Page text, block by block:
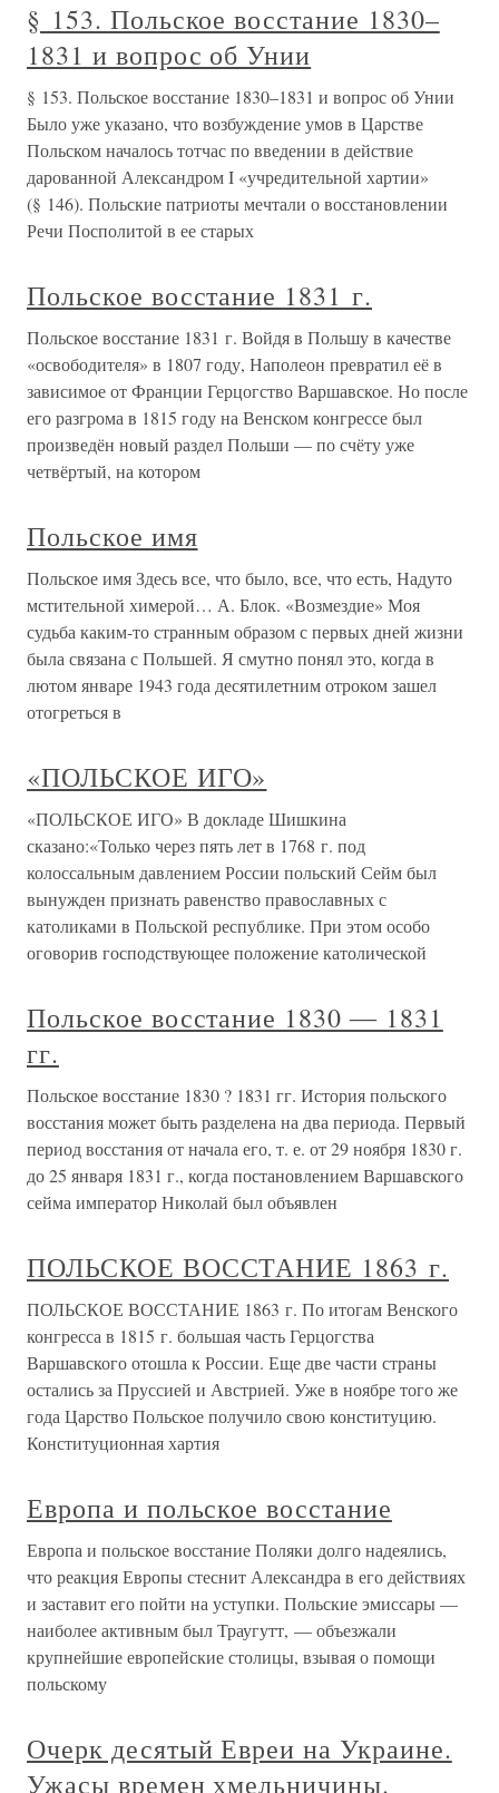
§ 153. Польское восстание 1830–
1831 и вопрос об Унии
§ 153. Польское восстание 1830–1831 и вопрос об Унии
Было уже указано, что возбуждение умов в Царстве
Польском началось тотчас по введении в действие
дарованной Александром I «учредительной хартии»
(§ 146). Польские патриоты мечтали о восстановлении
Речи Посполитой в ее старых
Польское восстание 1831 г.
Польское восстание 1831 г. Войдя в Польшу в качестве
«освободителя» в 1807 году, Наполеон превратил её в
зависимое от Франции Герцогство Варшавское. Но после
его разгрома в 1815 году на Венском конгрессе был
произведён новый раздел Польши — по счёту уже
четвёртый, на котором
Польское имя
Польское имя Здесь все, что было, все, что есть, Надуто
мстительной химерой… А. Блок. «Возмездие» Моя
судьба каким-то странным образом с первых дней жизни
была связана с Польшей. Я смутно понял это, когда в
лютом январе 1943 года десятилетним отроком зашел
отогреться в
«ПОЛЬСКОЕ ИГО»
«ПОЛЬСКОЕ ИГО» В докладе Шишкина
сказано:«Только через пять лет в 1768 г. под
колоссальным давлением России польский Сейм был
вынужден признать равенство православных с
католиками в Польской республике. При этом особо
оговорив господствующее положение католической
Польское восстание 1830 ― 1831
гг.
Польское восстание 1830 ? 1831 гг. История польского
восстания может быть разделена на два периода. Первый
период восстания от начала его, т. е. от 29 ноя­бря 1830 г.
до 25 января 1831 г., когда постановлением Варшавского
сейма император Николай был объяв­лен
ПОЛЬСКОЕ ВОССТАНИЕ 1863 г.
ПОЛЬСКОЕ ВОССТАНИЕ 1863 г. По итогам Венского
конгресса в 1815 г. большая часть Герцогства
Варшавского отошла к России. Еще две части страны
остались за Пруссией и Австрией. Уже в ноябре того же
года Царство Польское получило свою конституцию.
Конституционная хартия
Европа и польское восстание
Европа и польское восстание Поляки долго надеялись,
что реакция Европы стеснит Александра в его действиях
и заставит его пойти на уступки. Польские эмиссары —
наиболее активным был Траугутт, — объезжали
крупнейшие европейские столицы, взывая о помощи
польскому
Очерк десятый Евреи на Украине.
Ужасы времен хмельничины.